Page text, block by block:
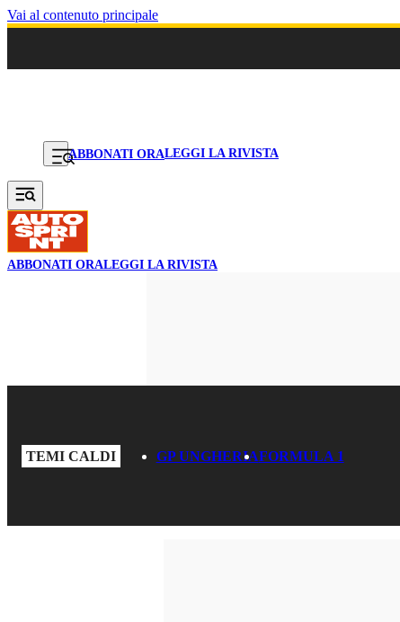
Vai al contenuto principale
ABBONATI ORALEGGI LA RIVISTA
ABBONATI ORALEGGI LA RIVISTA
TEMI CALDI GP UNGHERIAFORMULA 1